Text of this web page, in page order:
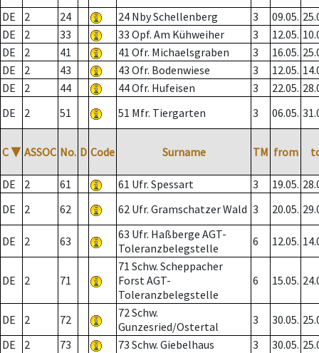
DE
2 24 24 Nby Schellenberg 3 09.05.
DE
2 33 33 Opf. Am Kühweiher 3 12.05.
DE
2 41 41 Ofr. Michaelsgraben 3 16.05.
DE
2 43 43 Ofr. Bodenwiese 3 12.05.
DE
2 44 44 Ofr. Hufeisen 3 22.05.
DE
2 51 51 Mfr. Tiergarten 3 06.05.
C ▼ ASSOC No. D Code Surname TM from
DE 2 61 61 Ufr. Spessart 3 19.05.
DE
2 62 62 Ufr. Gramschatzer Wald 3 20.05.
DE 2 63
63 Ufr. Haßberge AGT-
Toleranzbelegstelle
6 12.05.
DE 2 71
71 Schw. Scheppacher
Forst AGT-
Toleranzbelegstelle
6 15.05.
DE 2 72
72 Schw.
Gunzesried/Ostertal
3 30.05.
DE
2 73 73 Schw. Giebelhaus 3 30.05.